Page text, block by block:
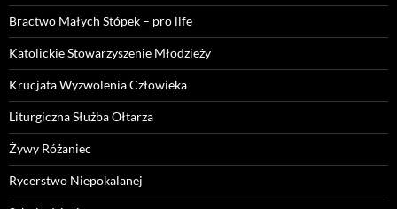
Bractwo Małych Stópek – pro life
Katolickie Stowarzyszenie Młodzieży
Krucjata Wyzwolenia Człowieka
Liturgiczna Służba Ołtarza
Żywy Różaniec
Rycerstwo Niepokalanej